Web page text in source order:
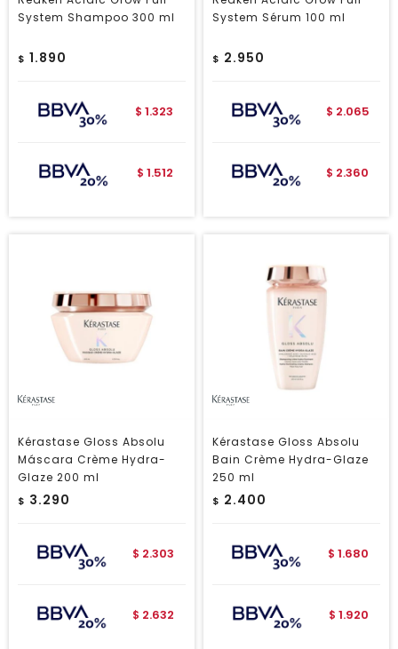
System Shampoo 300 ml
$ 1.890
$ 1.323
$ 1.512
System Sérum 100 ml
$ 2.950
$ 2.065
$ 2.360
Kérastase Gloss Absolu
Máscara Crème Hydra-
Glaze 200 ml
$ 3.290
$ 2.303
$ 2.632
Kérastase Gloss Absolu
Bain Crème Hydra-Glaze
250 ml
$ 2.400
$ 1.680
$ 1.920